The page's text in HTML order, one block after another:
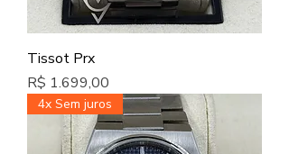
Tissot Prx
Preço
R$ 1.699,00
4x Sem juros